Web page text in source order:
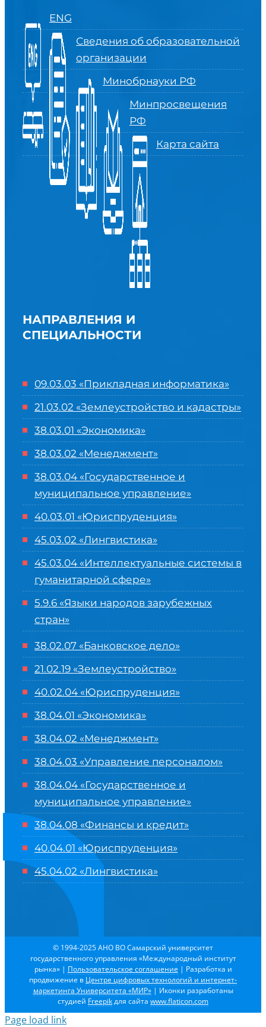
ENG
Сведения об образовательной
организации
Минобрнауки РФ
Минпросвещения
РФ
Карта сайта
НАПРАВЛЕНИЯ И
СПЕЦИАЛЬНОСТИ
09.03.03 «Прикладная информатика»
21.03.02 «Землеустройство и кадастры»
38.03.01 «Экономика»
38.03.02 «Менеджмент»
38.03.04 «Государственное и
муниципальное управление»
40.03.01 «Юриспруденция»
45.03.02 «Лингвистика»
45.03.04 «Интеллектуальные системы в
гуманитарной сфере»
5.9.6 «Языки народов зарубежных
стран»
38.02.07 «Банковское дело»
21.02.19 «Землеустройство»
40.02.04 «Юриспруденция»
38.04.01 «Экономика»
38.04.02 «Менеджмент»
38.04.03 «Управление персоналом»
38.04.04 «Государственное и
муниципальное управление»
38.04.08 «Финансы и кредит»
40.04.01 «Юриспруденция»
45.04.02 «Лингвистика»
© 1994-2025 АНО ВО Самарский университет
государственного управления «Международный институт
рынка» | Пользовательское соглашение | Разработка и
продвижение в Центре цифровых технологий и интернет-
маркетинга Университета «МИР»| Иконки разработаны
студией Freepikдля сайта www.flaticon.com
Page load link